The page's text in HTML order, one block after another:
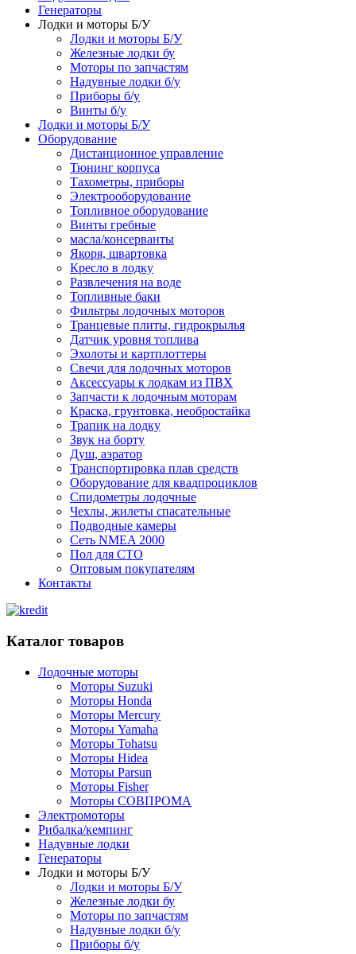
Генераторы
Лодки и моторы Б/У
Лодки и моторы Б/У
Железные лодки бу
Моторы по запчастям
Надувные лодки б/у
Приборы б/у
Винты б/у
Лодки и моторы Б/У
Оборудование
Дистанционное управление
Тюнинг корпуса
Тахометры, приборы
Электрооборудование
Топливное оборудование
Винты гребные
масла/консерванты
Якоря, швартовка
Кресло в лодку
Развлечения на воде
Топливные баки
Фильтры лодочных моторов
Транцевые плиты, гидрокрылья
Датчик уровня топлива
Эхолоты и картплоттеры
Cвечи для лодочных моторов
Аксессуары к лодкам из ПВХ
Запчасти к лодочным моторам
Краска, грунтовка, необростайка
Трапик на лодку
Звук на борту
Душ, аэратор
Транспортировка плав средств
Оборудование для квадпроциклов
Спидометры лодочные
Чехлы, жилеты спасательные
Подводные камеры
Сеть NMEA 2000
Пол для СТО
Оптовым покупателям
Контакты
Каталог товаров
Лодочные моторы
Моторы Suzuki
Моторы Honda
Моторы Mercury
Моторы Yamaha
Моторы Tohatsu
Моторы Hidea
Моторы Parsun
Моторы Fisher
Моторы СОВПРОМА
Электромоторы
Рибалка/кемпинг
Надувные лодки
Генераторы
Лодки и моторы Б/У
Лодки и моторы Б/У
Железные лодки бу
Моторы по запчастям
Надувные лодки б/у
Приборы б/у